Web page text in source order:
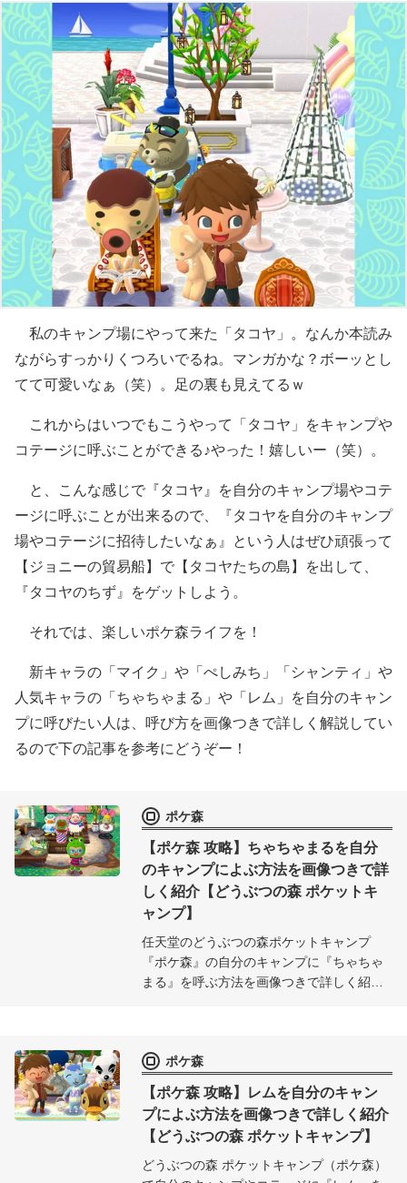
私のキャンプ場にやって来た「タコヤ」。なんか本読み
ながらすっかりくつろいでるね。マンガかな？ボーッとし
てて可愛いなぁ（笑）。足の裏も見えてるｗ
これからはいつでもこうやって「タコヤ」をキャンプや
コテージに呼ぶことができる♪やった！嬉しいー（笑）。
と、こんな感じで『タコヤ』を自分のキャンプ場やコテ
ージに呼ぶことが出来るので、『タコヤを自分のキャンプ
場やコテージに招待したいなぁ』という人はぜひ頑張って
【ジョニーの貿易船】で【タコヤたちの島】を出して、
『タコヤのちず』をゲットしよう。
それでは、楽しいポケ森ライフを！
新キャラの「マイク」や「ぺしみち」「シャンティ」や
人気キャラの「ちゃちゃまる」や「レム」を自分のキャン
プに呼びたい人は、呼び方を画像つきで詳しく解説してい
るので下の記事を参考にどうぞー！
ポケ森
【ポケ森 攻略】ちゃちゃまるを自分
のキャンプによぶ方法を画像つきで詳
しく紹介【どうぶつの森 ポケットキ
ャンプ】
任天堂のどうぶつの森ポケットキャンプ
『ポケ森』の自分のキャンプに『ちゃちゃ
まる』を呼ぶ方法を画像つきで詳しく紹
ポケ森
【ポケ森 攻略】レムを自分のキャン
プによぶ方法を画像つきで詳しく紹介
【どうぶつの森 ポケットキャンプ】
どうぶつの森 ポケットキャンプ（ポケ森）